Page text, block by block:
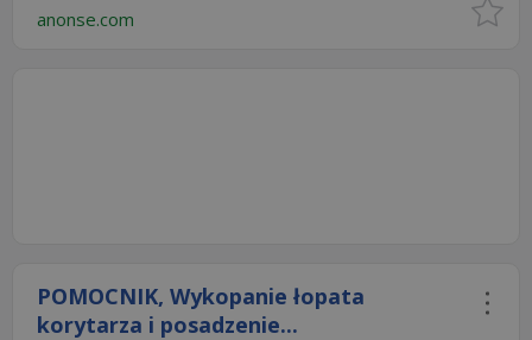
anonse.com
POMOCNIK, Wykopanie łopata
korytarza i posadzenie...